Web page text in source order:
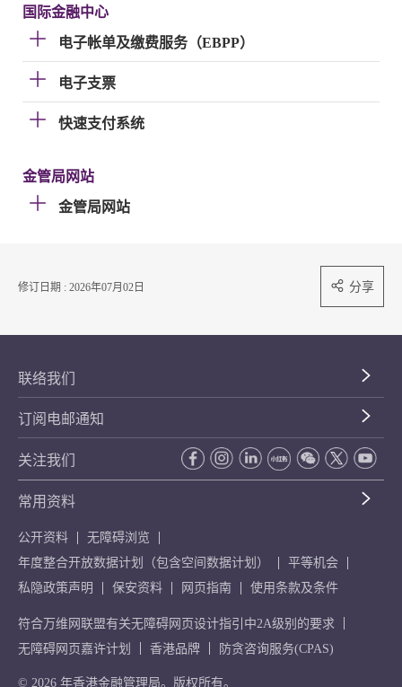
国际金融中心
电子帐单及缴费服务（EBPP）
电子支票
快速支付系统
金管局网站
金管局网站
修订日期 : 2026年07月02日 分享
联络我们
订阅电邮通知
关注我们
常用资料
公开资料
无障碍浏览
年度整合开放数据计划（包含空间数据计划）
平等机会
私隐政策声明
保安资料 网页指南 使用条款及条件
符合万维网联盟有关无障碍网页设计指引中2A级别的要求
无障碍网页嘉许计划
香港品牌 防贪咨询服务(CPAS)
© 2026 年香港金融管理局。版权所有。